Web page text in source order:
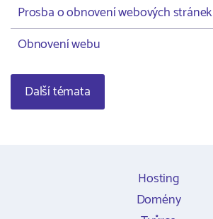
Prosba o obnovení webových stránek
Obnovení webu
Další témata
Hosting
Domény